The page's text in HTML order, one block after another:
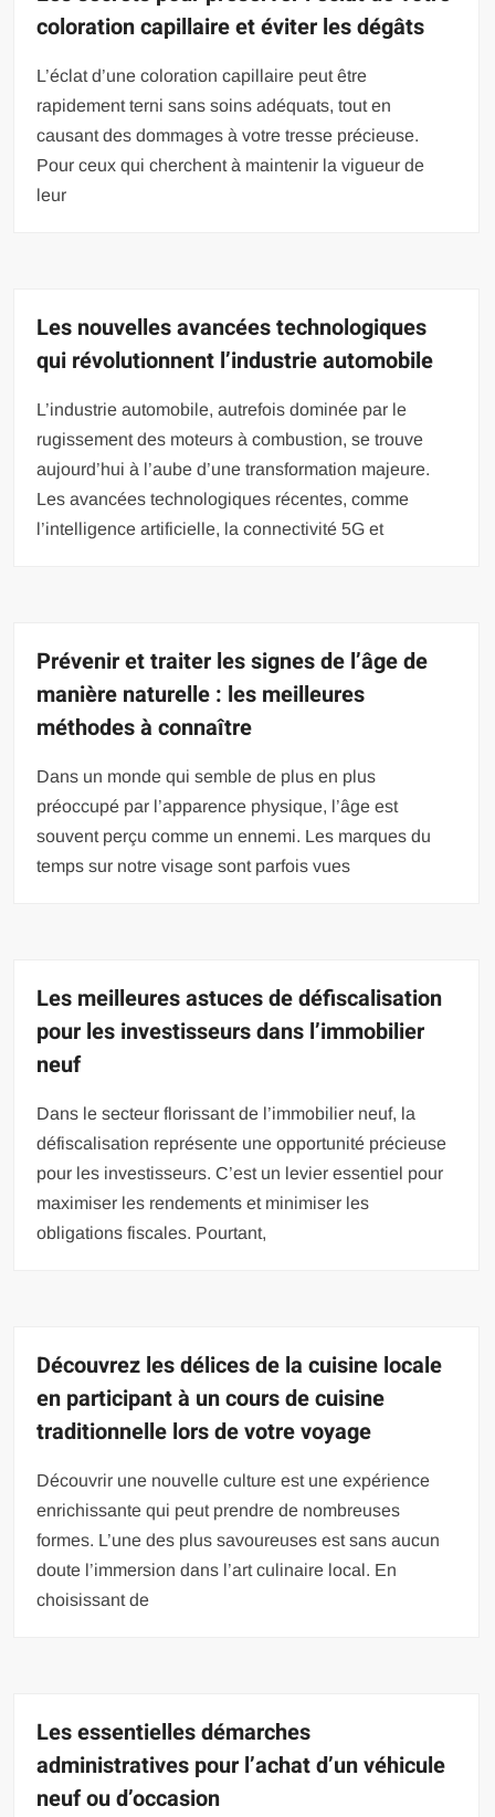
coloration capillaire et éviter les dégâts
L’éclat d’une coloration capillaire peut être
rapidement terni sans soins adéquats, tout en
causant des dommages à votre tresse précieuse.
Pour ceux qui cherchent à maintenir la vigueur de
leur
Les nouvelles avancées technologiques
qui révolutionnent l’industrie automobile
L’industrie automobile, autrefois dominée par le
rugissement des moteurs à combustion, se trouve
aujourd’hui à l’aube d’une transformation majeure.
Les avancées technologiques récentes, comme
l’intelligence artificielle, la connectivité 5G et
Prévenir et traiter les signes de l’âge de
manière naturelle : les meilleures
méthodes à connaître
Dans un monde qui semble de plus en plus
préoccupé par l’apparence physique, l’âge est
souvent perçu comme un ennemi. Les marques du
temps sur notre visage sont parfois vues
Les meilleures astuces de défiscalisation
pour les investisseurs dans l’immobilier
neuf
Dans le secteur florissant de l’immobilier neuf, la
défiscalisation représente une opportunité précieuse
pour les investisseurs. C’est un levier essentiel pour
maximiser les rendements et minimiser les
obligations fiscales. Pourtant,
Découvrez les délices de la cuisine locale
en participant à un cours de cuisine
traditionnelle lors de votre voyage
Découvrir une nouvelle culture est une expérience
enrichissante qui peut prendre de nombreuses
formes. L’une des plus savoureuses est sans aucun
doute l’immersion dans l’art culinaire local. En
choisissant de
Les essentielles démarches
administratives pour l’achat d’un véhicule
neuf ou d’occasion